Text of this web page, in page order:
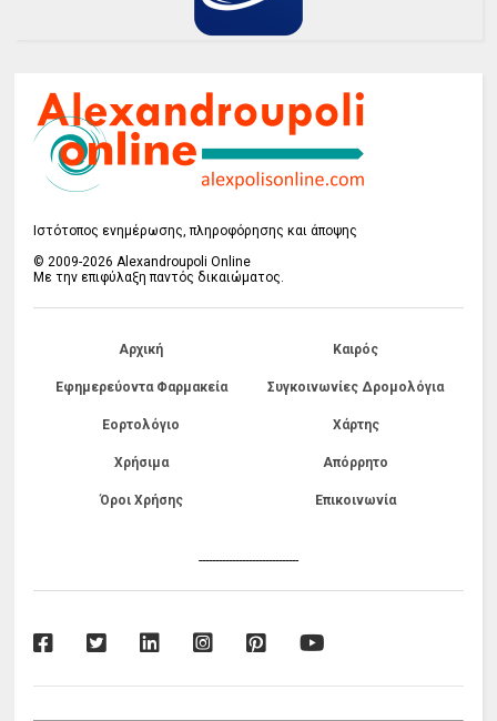
Ιστότοπος ενημέρωσης, πληροφόρησης και άποψης
© 2009-2026 Alexandroupoli Online
Με την επιφύλαξη παντός δικαιώματος.
Αρχική Καιρός
Εφημερεύοντα Φαρμακεία Συγκοινωνίες Δρομολόγια
Εορτολόγιο Χάρτης
Χρήσιμα Απόρρητο
Όροι Χρήσης Επικοινωνία
------------------------------